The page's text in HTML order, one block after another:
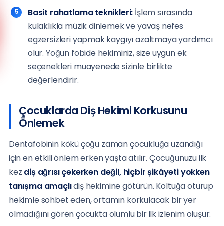
Basit rahatlama teknikleri: İşlem sırasında
kulaklıkla müzik dinlemek ve yavaş nefes
egzersizleri yapmak kaygıyı azaltmaya yardımcı
olur. Yoğun fobide hekiminiz, size uygun ek
seçenekleri muayenede sizinle birlikte
değerlendirir.
Çocuklarda Diş Hekimi Korkusunu
Önlemek
Dentafobinin kökü çoğu zaman çocukluğa uzandığı
için en etkili önlem erken yaşta atılır. Çocuğunuzu ilk
kez diş ağrısı çekerken değil, hiçbir şikâyeti yokken
tanışma amaçlıdiş hekimine götürün. Koltuğa oturup
hekimle sohbet eden, ortamın korkulacak bir yer
olmadığını gören çocukta olumlu bir ilk izlenim oluşur.
Anadolu Yakası
Avrupa Yakası
(0212) 909 88 80